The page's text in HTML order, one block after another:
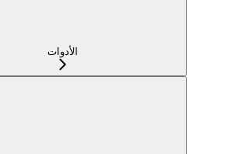
الأدوات